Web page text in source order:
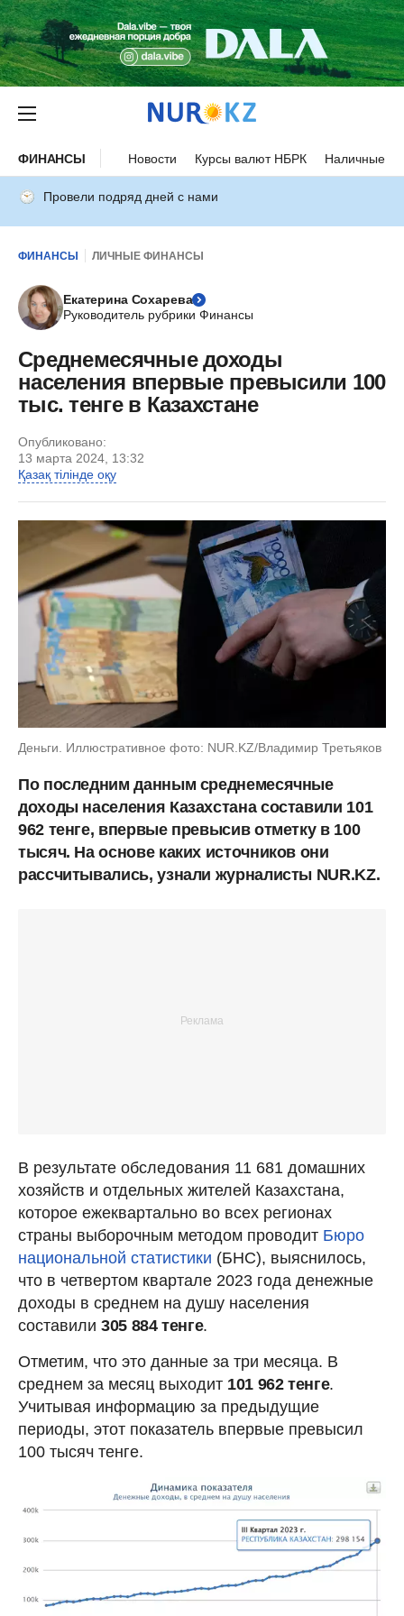
ФИНАНСЫ Новости Курсы валют НБРК Наличные
Провели подряд дней с нами
ФИНАНСЫ ЛИЧНЫЕ ФИНАНСЫ
Екатерина Сохарева
Руководитель рубрики Финансы
Среднемесячные доходы
населения впервые превысили 100
тыс. тенге в Казахстане
Опубликовано:
13 марта 2024, 13:32
Қазақ тілінде оқу
Деньги. Иллюстративное фото: NUR.KZ/Владимир Третьяков
По последним данным среднемесячные
доходы населения Казахстана составили 101
962 тенге, впервые превысив отметку в 100
тысяч. На основе каких источников они
рассчитывались, узнали журналисты NUR.KZ.
В результате обследования 11 681 домашних
хозяйств и отдельных жителей Казахстана,
которое ежеквартально во всех регионах
страны выборочным методом проводит Бюро
национальной статистики (БНС), выяснилось,
что в четвертом квартале 2023 года денежные
доходы в среднем на душу населения
составили 305 884 тенге.
Отметим, что это данные за три месяца. В
среднем за месяц выходит 101 962 тенге.
Учитывая информацию за предыдущие
периоды, этот показатель впервые превысил
100 тысяч тенге.